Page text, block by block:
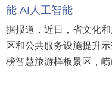
能 AI人工智能
据报道，近日，省文化
区和公共服务设施提升
榜智慧旅游样板景区，